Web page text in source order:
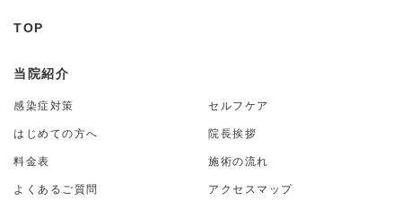
TOP
当院紹介
感染症対策 セルフケア
はじめての方へ 院長挨拶
料金表 施術の流れ
よくあるご質問 アクセスマップ